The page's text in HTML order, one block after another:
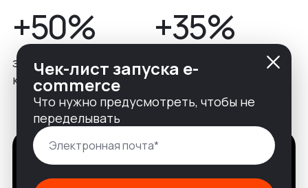
+50%
заявок через
конфигуратор
+35%
среднее время на
странице модели
Чек-лист запуска e-
commerce
Что нужно предусмотреть, чтобы не
переделывать